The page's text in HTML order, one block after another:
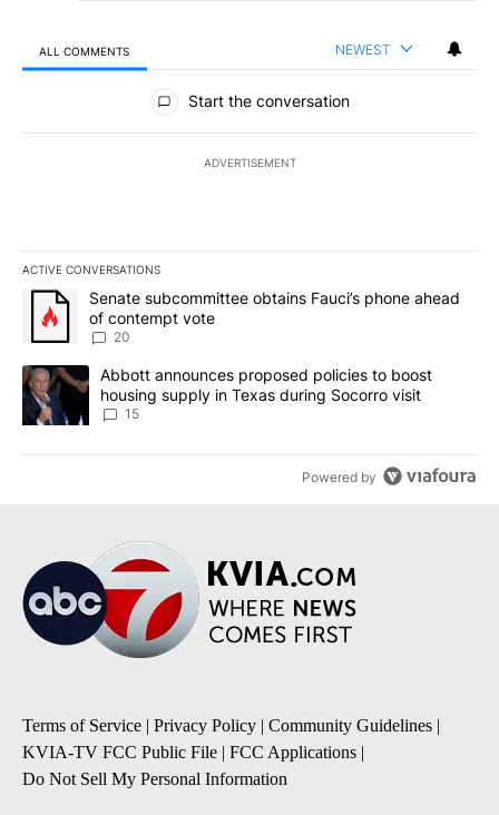
ALL COMMENTS NEWEST
All Comments
Start the conversation
ADVERTISEMENT
ACTIVE CONVERSATIONS
The following is a list of the most commented articles in the last
A trending article titled "Senate subcommittee obtains Fauci’s
Senate subcommittee obtains Fauci’s phone ahead
of contempt vote
20
A trending article titled "Abbott announces proposed policies to
Abbott announces proposed policies to boost
housing supply in Texas during Socorro visit
15
Powered by
Terms of Service | Privacy Policy | Community Guidelines |
KVIA-TV FCC Public File | FCC Applications |
Do Not Sell My Personal Information